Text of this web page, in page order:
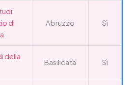
di
Abruzzo Sì
della
Basilicata Sì